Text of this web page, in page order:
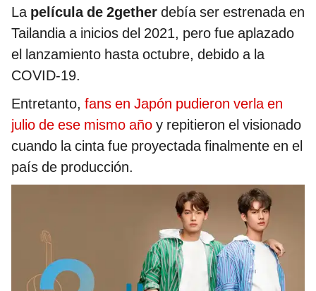
La película de 2gether debía ser estrenada en
Tailandia a inicios del 2021, pero fue aplazado
el lanzamiento hasta octubre, debido a la
COVID-19.
Entretanto, fans en Japón pudieron verla en
julio de ese mismo año y repitieron el visionado
cuando la cinta fue proyectada finalmente en el
país de producción.